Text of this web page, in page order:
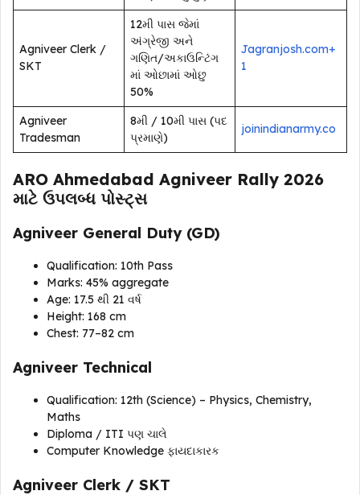
Agniveer Clerk /
SKT
12મી પાસ જેમાં
અંગ્રેજી અને
ગણિત/અકાઉન્ટિંગ
માં ઓછામાં ઓછુ
50%
Jagranjosh.com+
1
Agniveer
Tradesman
8મી / 10મી પાસ (પદ
પ્રમાણે)
joinindianarmy.co
ARO Ahmedabad Agniveer Rally 2026
માટે ઉપલબ્ધ પોસ્ટ્સ
Agniveer General Duty (GD)
Qualification: 10th Pass
Marks: 45% aggregate
Age: 17.5 થી 21 વર્ષ
Height: 168 cm
Chest: 77–82 cm
Agniveer Technical
Qualification: 12th (Science) – Physics, Chemistry,
Maths
Diploma / ITI પણ ચાલે
Computer Knowledge ફાયદાકારક
Agniveer Clerk / SKT